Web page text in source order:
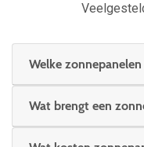
Welke zonnepanelen
Wat brengt een